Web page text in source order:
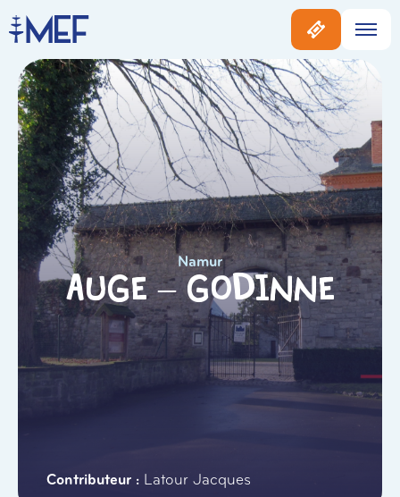
Namur
Auge – Godinne
Latour Jacques